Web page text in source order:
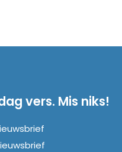
vers. Mis niks!